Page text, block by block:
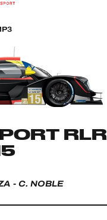
RLR
- C. NOBLE